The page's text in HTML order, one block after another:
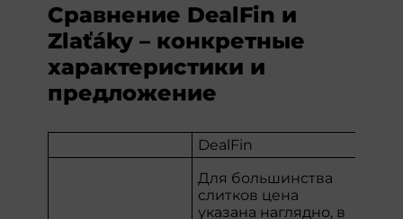
Сравнение DealFin и
Zlaťáky – конкретные
характеристики и
предложение
DealFin
Для большинства
слитков цена
указана наглядно, в